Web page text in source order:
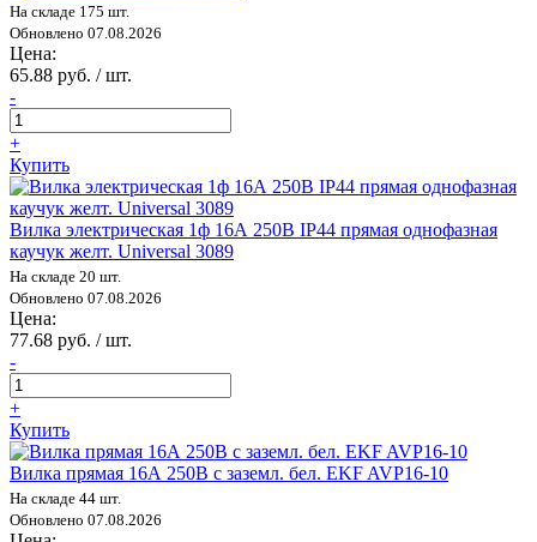
На складе 175 шт.
Обновлено 07.08.2026
Цена:
65.88 руб. / шт.
-
+
Купить
Вилка электрическая 1ф 16А 250В IP44 прямая однофазная
каучук желт. Universal 3089
На складе 20 шт.
Обновлено 07.08.2026
Цена:
77.68 руб. / шт.
-
+
Купить
Вилка прямая 16А 250В с заземл. бел. EKF AVP16-10
На складе 44 шт.
Обновлено 07.08.2026